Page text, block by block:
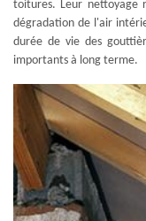
toitures. Leur nettoyage
dégradation de l'air
durée de vie des
importants à long terme.